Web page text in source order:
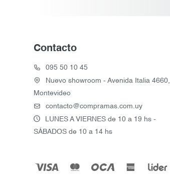
Contacto
095 50 10 45
Nuevo showroom - Avenida Italia 4660,
Montevideo
contacto@compramas.com.uy
LUNES A VIERNES de 10 a 19 hs -
SÁBADOS de 10 a 14 hs